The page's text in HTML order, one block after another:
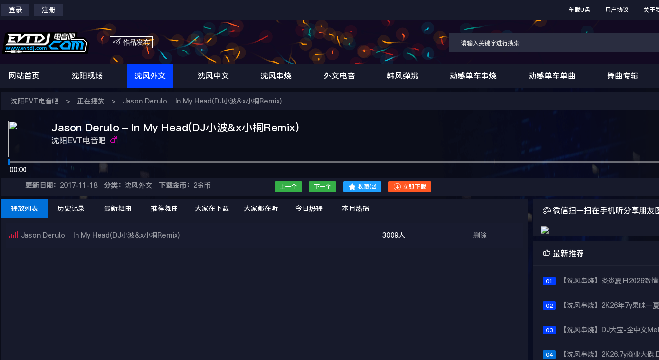
登录 注册 车载U盘 用户协议 关于
 作品发布
网站首页 沈阳现场 沈风外文 沈风中文 沈风串烧 外文电音 韩风弹跳 动感单车串烧 动感单车单曲 舞曲专辑
沈阳EVT电音吧 > 正在播放 > Jason Derulo – In My Head(DJ小波&x小桐Remix)
Jason Derulo – In My Head(DJ小波&x小桐Remix)
沈阳EVT电音吧
00:00
更新日期： 2017-11-18 分类： 沈风外文 下载金币： 2金币 上一个 下一个  收藏(2)  立即下载
播放列表 历史记录 最新舞曲 推荐舞曲 大家在下载 大家都在听 今日热播 本月热播
Jason Derulo – In My Head(DJ小波&x小桐Remix) 3009人 删除
微信扫一扫在手机听分享朋友
 最新推荐
01
02
03
04